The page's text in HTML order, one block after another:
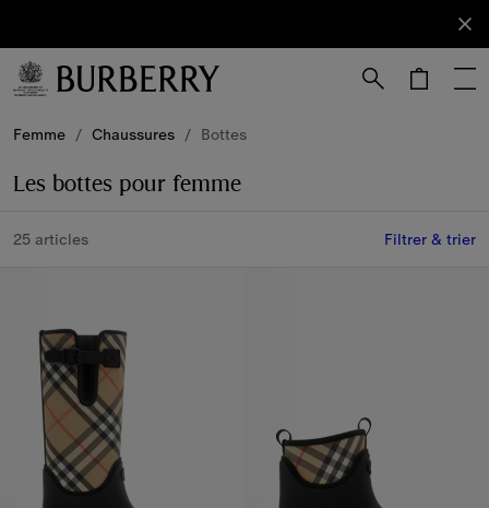
Abonnez-
vous à
notre
Femme / Chaussures / Bottes
Les bottes pour femme
25 articles Filtrer & trier